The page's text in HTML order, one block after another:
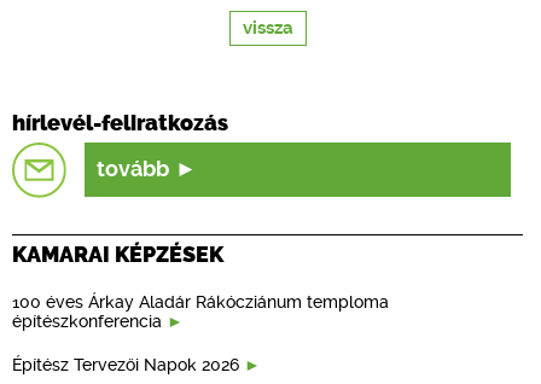
vissza
hírlevél-feliratkozás
tovább
KAMARAI KÉPZÉSEK
100 éves Árkay Aladár Rákócziánum temploma
építészkonferencia
Építész Tervezői Napok 2026